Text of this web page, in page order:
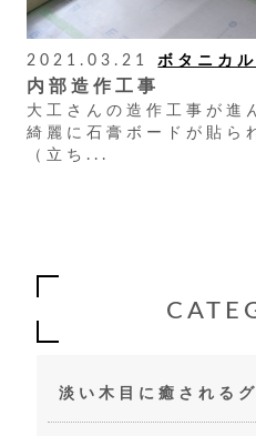
2021.03.21 ボタニカ
内部造作工事
大工さんの造作工事が進
綺麗に石膏ボードが貼ら
（立ち...
淡い木目に癒される